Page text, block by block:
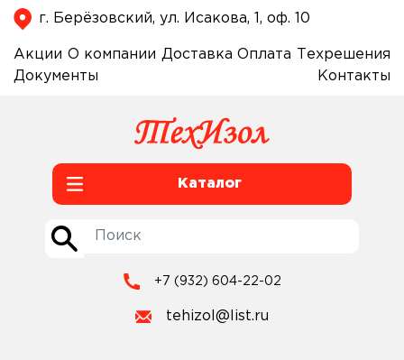
г. Берёзовский, ул. Исакова, 1, оф. 10
Акции О компании Доставка Оплата
Техрешения
Документы
Контакты
Каталог
+7 (932) 604-22-02
tehizol@list.ru